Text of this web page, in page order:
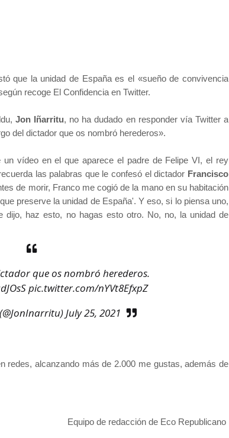
que la unidad de España es el «sueño de convivencia
recoge El Confidencia en Twitter.
Jon Iñarritu, no ha dudado en responder vía Twitter a
del dictador que os nombró herederos».
vídeo en el que aparece el padre de Felipe VI, el rey
las palabras que le confesó el dictador Francisco
de morir, Franco me cogió de la mano en su habitación
preserve la unidad de España'. Y eso, si lo piensa uno,
haz esto, no hagas esto otro. No, no, la unidad de
que os nombró herederos.
pic.twitter.com/nYVt8EfxpZ
July 25, 2021
redes, alcanzando más de 2.000 me gustas, además de
Equipo de redacción de Eco Republicano